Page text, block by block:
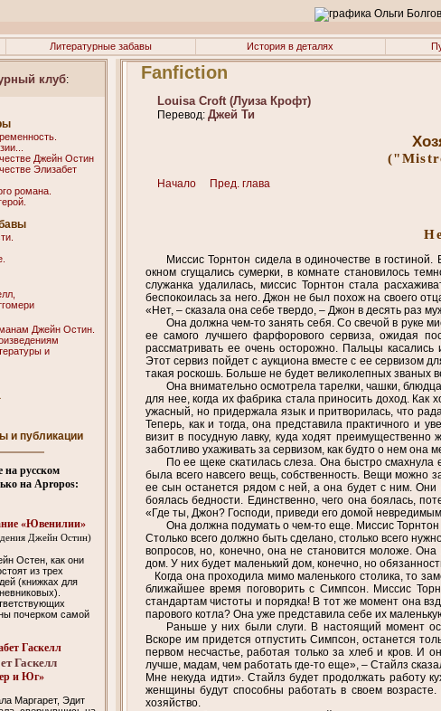
Литературные забавы История в деталях
клуб:
Джейн Остин
Элизабет
романа.
Джейн Остин.
и
и публикации
на русском
на Apropos:
«Ювенилии»
Джейн Остин)
Остен, как они
из трех
(книжках для
почерком самой
Гаскелл
и Юг»
Маргарет, Эдит
Fanfiction
Louisa Croft (Луиза Крофт)
Перевод: Джей Ти
Начало Пред. глава
Миссис Торнтон сидела в одиночестве в
окном сгущались сумерки, в комнате становилось
служанка удалилась, миссис Торнтон стала
беспокоилась за него. Джон не был похож на своего
«Нет, – сказала она себе твердо, – Джон в десять раз
Она должна чем-то занять себя. Со свечой в руке
ее самого лучшего фарфорового сервиза, ожидая
рассматривать ее очень осторожно. Пальцы
Этот сервиз пойдет с аукциона вместе с ее сервизом
такая роскошь. Больше не будет великолепных званых
Она внимательно осмотрела тарелки, чашки,
для нее, когда их фабрика стала приносить доход. Как
ужасный, но придержала язык и притворилась, что
Теперь, как и тогда, она представила практичного и
визит в посудную лавку, куда ходят
заботливо ухаживать за сервизом, как будто о нем она
По ее щеке скатилась слеза. Она быстро
была всего навсего вещь, собственность. Вещи можно
ее сын останется рядом с ней, а она будет с ним.
боялась бедности. Единственно, чего она боялась,
«Где ты, Джон? Господи, приведи его домой
Она должна подумать о чем-то еще. Миссис Торнтон
Столько всего должно быть сделано, столько всего
вопросов, но, конечно, она не становится моложе.
дом. У них будет маленький дом, конечно, но
Когда она проходила мимо маленького столика, то
ближайшее время поговорить с Симпсон. Миссис
стандартам чистоты и порядка! В тот же момент она
парового котла? Она уже представила себе их
Раньше у них были слуги. В настоящий момент
Вскоре им придется отпустить Симпсон, останется
первом несчастье, работая только за хлеб и кров. И
лучше, мадам, чем работать где-то еще», – Стайлз
Мне некуда идти». Стайлз будет продолжать работу
женщины будут способны работать в своем
хозяйство.